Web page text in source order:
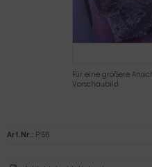
Für eine größere
Vorschaubild
Art.Nr.: P 56